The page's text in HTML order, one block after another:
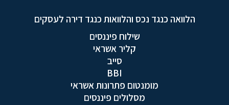
הלוואה כנגד נכס והלוואות כנגד דירה לעסקים
שילוח פיננסים
קליר אשראי
סייב
BBI
מומנטום פתרונות אשראי
מסלולים פיננסים